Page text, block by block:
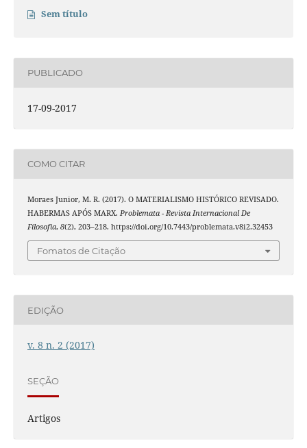
Sem título
PUBLICADO
17-09-2017
COMO CITAR
Moraes Junior, M. R. (2017). O MATERIALISMO HISTÓRICO REVISADO.
HABERMAS APÓS MARX. Problemata - Revista Internacional De
Filosofia, 8(2), 203–218. https://doi.org/10.7443/problemata.v8i2.32453
Fomatos de Citação
EDIÇÃO
v. 8 n. 2 (2017)
SEÇÃO
Artigos